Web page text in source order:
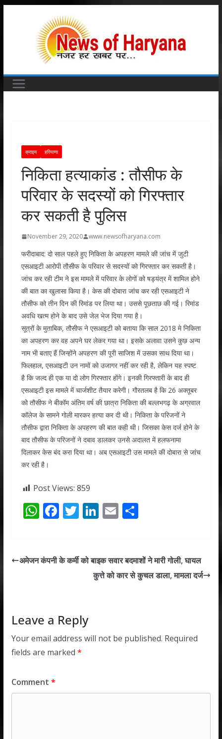
क्राइम हरियाणा
निकिता हत्याकांड : तौसीफ के
परिवार के सदस्यों को गिरफ्तार
कर सकती है पुलिस
November 29, 2020 www.newsofharyana.com
फरीदाबाद: दो साल पहले हुए निकिता के अपहरण मामले की जांच में जुटी
एसआइटी आरोपी तौसीफ के परिवार से सदस्यों को गिरफ्तार कर सकती है।
जांच कर रही टीम ने इस मामले में परिवार के लोगों को षड्यंत्र में शामिल होने
की बात का खुलासा किया है। केस की दोबारा जांच कर रही एसआइटी ने
तौसीफ को तीन दिन की रिमांड पर लिया था। उससे पूछताछ की गई। रिमांड
अवधि खत्म होने के बाद उसे जेल भेज दिया गया है।
सूत्रों के मुताबिक, तौसीफ ने एसआइटी को बताया कि साल 2018 मे निकिता
का अपहरण कर वह अपने घर लेकर गया था। इसके अलावा उसने कुछ अन्य
नाम भी बताए हैं जिन्होंने अपहरण की पूरी साजिश में उसका साथ दिया था।
फिलहाल, एसआइटी उन नामों को उजागर नहीं कर रही है, लेकिन यह स्पष्ट
है कि जल्द ही एक या दो लोग गिरफ्तार होंगे। इनकी गिरफ्तारी के बाद ही
एसआइटी इस मामले में चार्जशीट तैयार करेगी। गौरतलब है कि 26 अक्तूबर
को तौसीफ ने बीकॉम अंतिम वर्ष की छात्रा निकिता की बल्लभगढ़ के अग्रवाल
कॉलेज के सामने गोली मारकर हत्या कर दी थी। निकिता के परिजनों ने
तौसीफ द्वारा निकिता के अपहरण की बात कही थी। जिसका केस दर्ज होने के
बाद तौसीफ के परिजनों ने दबाव डालकर उनसे अदालत में हलफनामा
दिलाकर केस बंद करा दिया था। अब एसआइटी उस मामले की दोबारा से जांच
कर रही है।
Post Views: 859
W
s
F
b
T
er
Li
e
dI
E
l
S
e
अमेजन कंपनी के कर्मी को बाइक सवार बदमाशों ने मारी गोली, घायल
कुत्ते को कार से कुचल डाला, मामला दर्ज
Leave a Reply
Your email address will not be published. Required
fields are marked *
Comment *